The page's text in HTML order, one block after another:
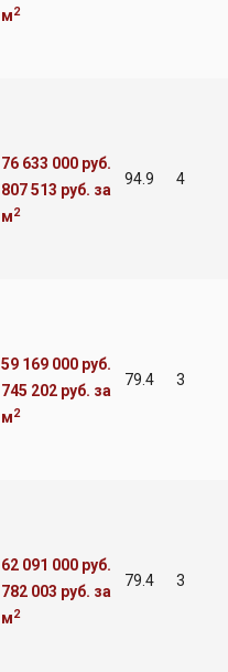
м2
76 633 000 руб.
807 513 руб. за
м2
94.9 4
59 169 000 руб.
745 202 руб. за
м2
79.4 3
62 091 000 руб.
782 003 руб. за
м2
79.4 3